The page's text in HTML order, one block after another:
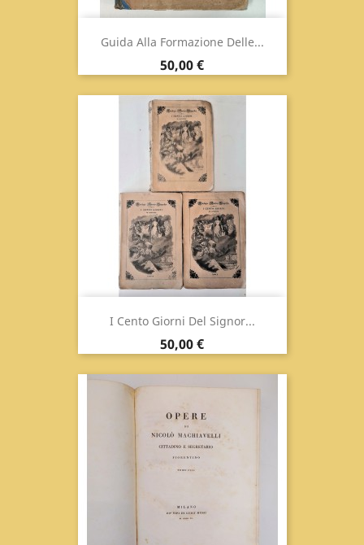
Guida Alla Formazione Delle...
Prezzo
50,00 €
I Cento Giorni Del Signor...
Prezzo
50,00 €